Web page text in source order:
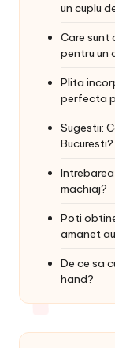
un cuplu
Care
pentru un
Plita
perfecta
Sugestii:
Bucuresti?
machiaj?
Poti
amanet
De ce sa
hand?